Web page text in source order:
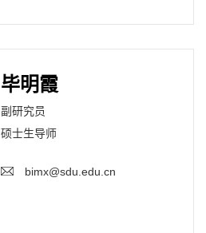
毕明霞
副研究员
硕士生导师
bimx@sdu.edu.cn